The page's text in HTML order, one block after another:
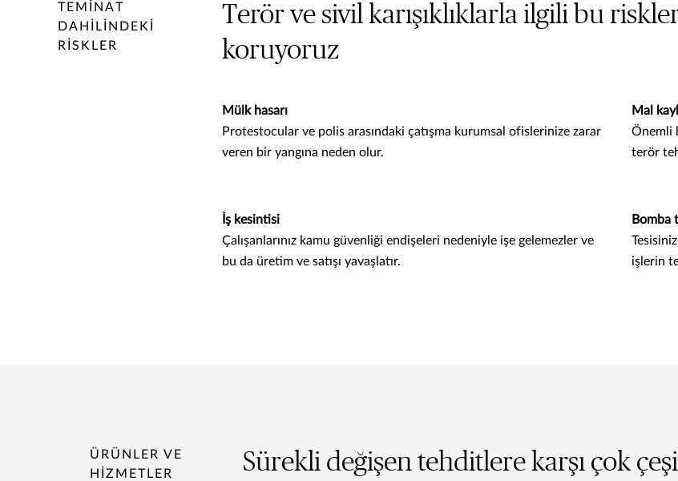
TEMINAT
DAHILINDEKI
RISKLER
Terör ve sivil karışıklıklarla ilgili bu
koruyoruz
Mülk hasarı
Protestocular ve polis arasındaki çatışma kurumsal ofislerinize zarar
veren bir yangına neden olur.
İş kesintisi
Çalışanlarınız kamu güvenliği endişeleri nedeniyle işe gelemezler ve
bu da üretim ve satışı yavaşlatır.
Mal
Önemli
terör
Bomba
işlerin
ÜRÜNLER VE
HIZMETLER
Sürekli değişen tehditlere karşı çok